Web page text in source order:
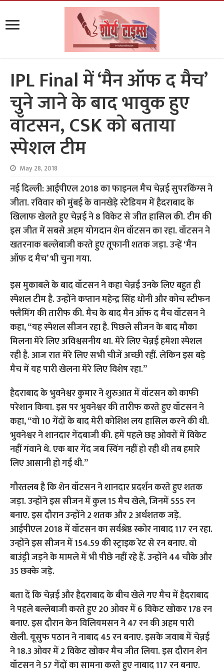
IPL Final में ‘मैन ऑफ द मैच’
चुने जाने के बाद भावुक हुए
वॉटसन, CSK को बताया
स्पेशल टीम
May 28, 2018
नई दिल्ली: आईपीएल 2018 का फाइनल मैच चेन्नई सुपरकिंग्स ने
जीता. रविवार को मुंबई के वानखेड़े स्टेडियम में हैदराबाद के
खिलाफ खेलते हुए चेन्नई ने 8 विकेट से जीत हासिल की. टीम की
इस जीत में सबसे अहम योगदान शेन वॉटसन का रहा. वॉटसन ने
खतरनाक बल्लेबाजी करते हुए तूफानी शतक जड़ा. उन्हें ‘मैन
ऑफ द मैच’ भी चुना गया.
इस मुकाबले के बाद वॉटसन ने कहा चेन्नई उनके लिए बहुत ही
स्पेशल टीम है. उन्होंने कप्तान महेन्द्र सिंह धोनी और कोच स्टीफन
फ्लैमिंग की तारीफ की.मैच के बाद मैन ऑफ द मैच वॉटसन ने
कहा, “यह स्पेशल सीजन रहा है. पिछले सीजन के बाद मौका
मिलना मेरे लिए अविश्वसनीय था. मेरे लिए चेन्नई हमेशा स्पेशल
रही है. आज रात मेरे लिए सभी चीजें अच्छी रहीं. लेकिन इस बड़े
मैच में यह पारी खेलना मेरे लिए विशेष रहा.”
हैदराबाद के भुवनेश्वर कुमार ने शुरुआत में वॉटसन को काफी
परेशान किया. इस पर भुवनेश्वर की तारीफ करते हुए वॉटसन ने
कहा, “वो 10 गेंदों के बाद मेरी कोशिश लय हासिल करने की थी.
भुवनेश्वर ने शानदार गेंदबाजी की. हमें पहले छह ओवरों में विकेट
नहीं गंवाने थे. एक बार गेंद जब स्विंग नहीं हो रही थी तब हमारे
लिए आसानी हो गई थी.”
गौरतलब है कि शेन वॉटसन ने शानदार प्रदर्शन करते हुए शतक
जड़ा. उन्होंने इस सीजन में कुल 15 मैच खेले, जिनमें 555 रन
बनाए. इस दौरान उन्होंने 2 शतक और 2 अर्धशतक जड़े.
आईपीएल 2018 में वॉटसन का सर्वश्रेष्ठ स्कोर नाबाद 117 रन रहा.
उन्होंने इस सीजन में 154.59 की स्ट्राइक रेट से रन बनाए. वो
बाउंड्री जड़ने के मामले में भी पीछे नहीं रहे हैं. उन्होंने 44 चौके और
35 छक्के जड़े.
बता दें कि चेन्नई और हैदराबाद के बीच खेले गए मैच में हैदराबाद
ने पहले बल्लेबाजी करते हुए 20 ओवर में 6 विकेट खोकर 178 रन
बनाए. इस दौरान केन विलियमसन ने 47 रन की अहम पारी
खेली. यूसुफ पठान ने नाबाद 45 रन बनाए. इसके जवाब में चेन्नई
ने 18.3 ओवर में 2 विकेट खोकर मैच जीत लिया. इस दौरान शेन
वॉटसन ने 57 गेंदों का सामना करते हुए नाबाद 117 रन बनाए.